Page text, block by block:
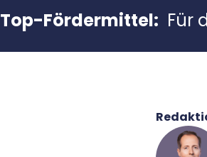
Top-Fördermittel: Für